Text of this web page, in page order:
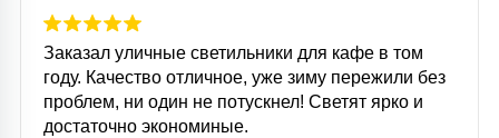
Заказал уличные светильники для кафе в том
году. Качество отличное, уже зиму пережили без
проблем, ни один не потускнел! Светят ярко и
достаточно экономиные.